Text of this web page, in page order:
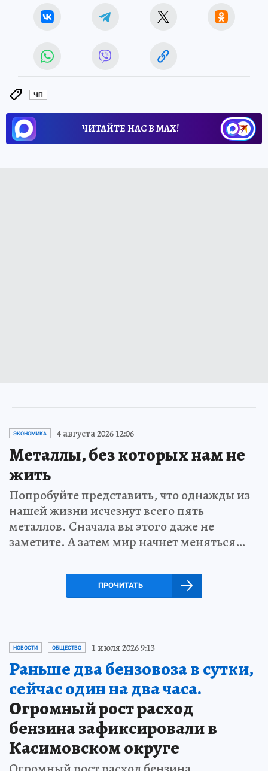
ЧП
ЧИТАЙТЕ НАС В МАХ!
ЭКОНОМИКА 4 августа 2026 12:06
Металлы, без которых нам не
жить
Попробуйте представить, что однажды из
нашей жизни исчезнут всего пять
металлов. Сначала вы этого даже не
заметите. А затем мир начнет меняться…
ПРОЧИТАТЬ
НОВОСТИ ОБЩЕСТВО 1 июля 2026 9:13
Раньше два бензовоза в сутки,
сейчас один на два часа.
Огромный рост расход
бензина зафиксировали в
Касимовском округе